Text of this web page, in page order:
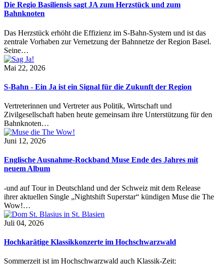
Die Regio Basiliensis sagt JA zum Herzstück und zum
Bahnknoten
Das Herzstück erhöht die Effizienz im S-Bahn-System und ist das
zentrale Vorhaben zur Vernetzung der Bahnnetze der Region Basel.
Seine…
Mai 22, 2026
S-Bahn - Ein Ja ist ein Signal für die Zukunft der Region
Vertreterinnen und Vertreter aus Politik, Wirtschaft und
Zivilgesellschaft haben heute gemeinsam ihre Unterstützung für den
Bahnknoten…
Juni 12, 2026
Englische Ausnahme-Rockband Muse Ende des Jahres mit
neuem Album
-und auf Tour in Deutschland und der Schweiz mit dem Release
ihrer aktuellen Single „Nightshift Superstar“ kündigen Muse die The
Wow!…
Juli 04, 2026
Hochkarätige Klassikkonzerte im Hochschwarzwald
Sommerzeit ist im Hochschwarzwald auch Klassik-Zeit: